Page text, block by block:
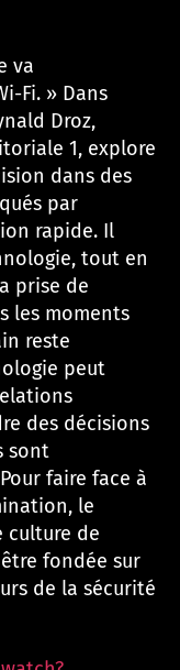
va
Fi. » Dans
Droz,
1, explore
dans des
par
rapide. Il
tout en
prise de
les moments
reste
peut
des décisions
sont
faire face à
le
culture de
fondée sur
de la sécurité